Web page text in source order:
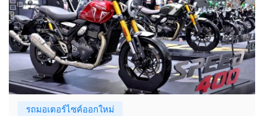
รถมอเตอร์ไซค์ออกใหม่